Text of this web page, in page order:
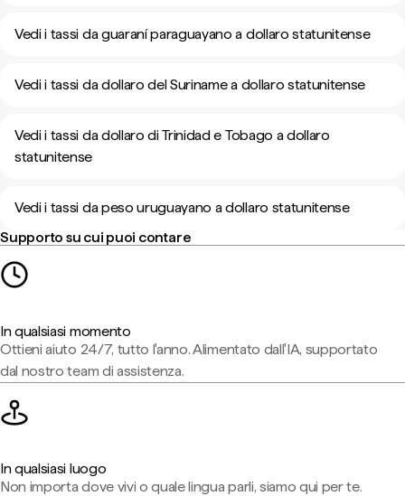
Vedi i tassi da guaraní paraguayano a dollaro statunitense
Vedi i tassi da dollaro del Suriname a dollaro statunitense
Vedi i tassi da dollaro di Trinidad e Tobago a dollaro
statunitense
Vedi i tassi da peso uruguayano a dollaro statunitense
Supporto su cui puoi contare
In qualsiasi momento
Ottieni aiuto 24/7, tutto l'anno. Alimentato dall'IA, supportato
dal nostro team di assistenza.
In qualsiasi luogo
Non importa dove vivi o quale lingua parli, siamo qui per te.